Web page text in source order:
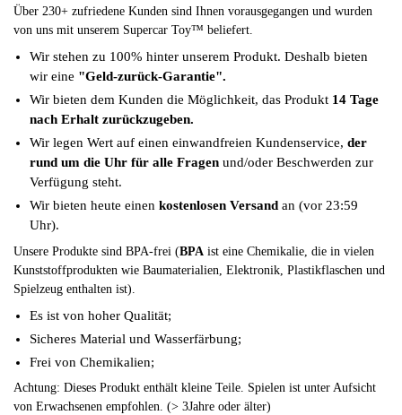
Über 230+ zufriedene Kunden sind Ihnen vorausgegangen und wurden
von uns mit unserem Supercar Toy™ beliefert.
Wir stehen zu 100% hinter unserem Produkt. Deshalb bieten
wir eine "Geld-zurück-Garantie".
Wir bieten dem Kunden die Möglichkeit, das Produkt 14 Tage
nach Erhalt zurückzugeben.
Wir legen Wert auf einen einwandfreien Kundenservice, der
rund um die Uhr für alle Fragen und/oder Beschwerden zur
Verfügung steht.
Wir bieten heute einen kostenlosen Versand an (vor 23:59
Uhr).
Unsere Produkte sind BPA-frei (BPA ist eine Chemikalie, die in vielen
Kunststoffprodukten wie Baumaterialien, Elektronik, Plastikflaschen und
Spielzeug enthalten ist).
Es ist von hoher Qualität;
Sicheres Material und Wasserfärbung;
Frei von Chemikalien;
Achtung: Dieses Produkt enthält kleine Teile. Spielen ist unter Aufsicht
von Erwachsenen empfohlen. (> 3Jahre oder älter)